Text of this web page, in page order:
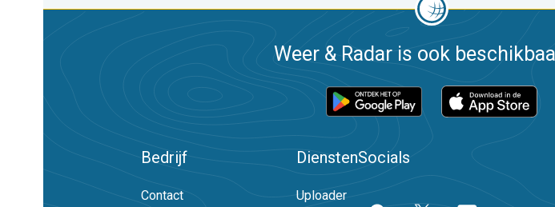
Weer & Radar is ook
Bedrijf
Contact
Diensten
Uploader
Socials